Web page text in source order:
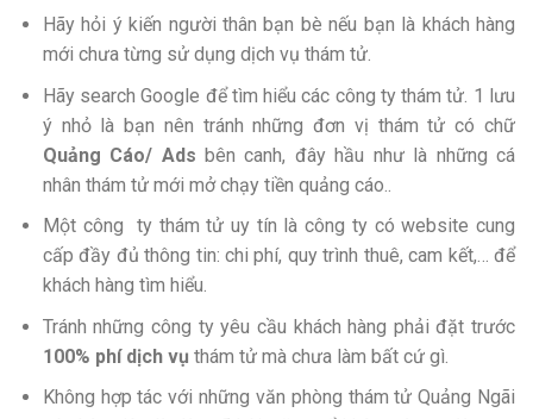
Hãy hỏi ý kiến người thân bạn bè nếu bạn là khách hàng
mới chưa từng sử dụng dịch vụ thám tử.
Hãy search Google để tìm hiểu các công ty thám tử. 1 lưu
ý nhỏ là bạn nên tránh những đơn vị thám tử có chữ
Quảng Cáo/ Ads bên canh, đây hầu như là những cá
nhân thám tử mới mở chạy tiền quảng cáo..
Một công ty thám tử uy tín là công ty có website cung
cấp đầy đủ thông tin: chi phí, quy trình thuê, cam kết,… để
khách hàng tìm hiểu.
Tránh những công ty yêu cầu khách hàng phải đặt trước
100% phí dịch vụ thám tử mà chưa làm bất cứ gì.
Không hợp tác với những văn phòng thám tử Quảng Ngãi